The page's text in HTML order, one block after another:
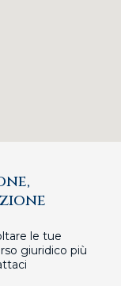
le tue
giuridico più